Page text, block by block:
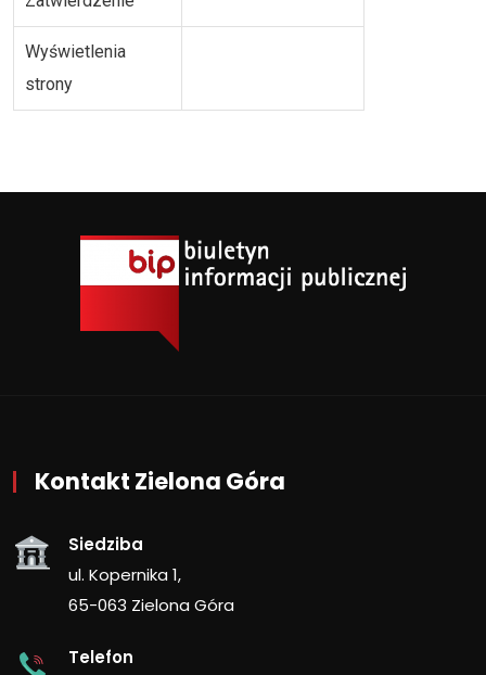
Wyświetlenia
strony
Kontakt Zielona Góra
Siedziba
ul. Kopernika 1,
65-063 Zielona Góra
Telefon